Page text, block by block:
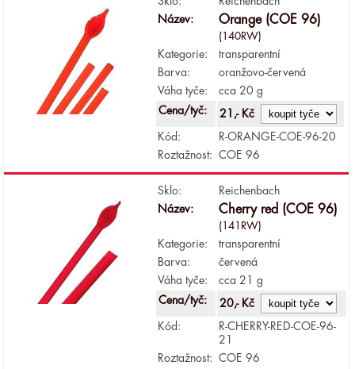
Název:
Orange (COE 96)
(140RW)
Kategorie:
transparentní
Barva:
oranžovo-červená
Váha tyče:
cca 20 g
Cena/tyč:
21,- Kč
Kód:
R-ORANGE-COE-96-20
Roztažnost:
COE 96
Sklo:
Reichenbach
Název:
Cherry red (COE 96)
(141RW)
Kategorie:
transparentní
Barva:
červená
Váha tyče:
cca 21 g
Cena/tyč:
20,- Kč
Kód:
R-CHERRY-RED-COE-96-
21
Roztažnost:
COE 96